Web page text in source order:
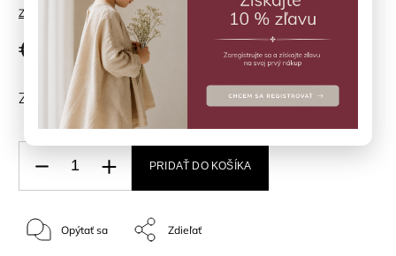
Značka: MINYMO
€24,50
ZVOĽTE VARIANT
PRIDAŤ DO KOŠÍKA
Opýtať sa Zdieľať